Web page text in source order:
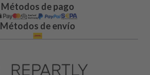
Métodos de pago
Métodos de envío